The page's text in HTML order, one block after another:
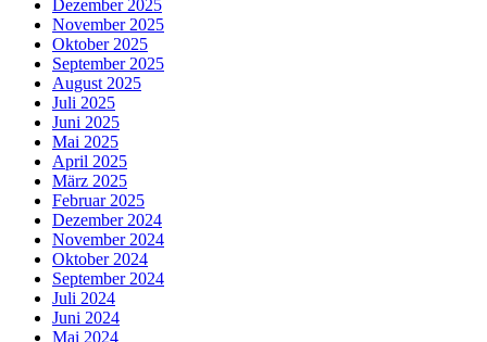
Dezember 2025
November 2025
Oktober 2025
September 2025
August 2025
Juli 2025
Juni 2025
Mai 2025
April 2025
März 2025
Februar 2025
Dezember 2024
November 2024
Oktober 2024
September 2024
Juli 2024
Juni 2024
Mai 2024